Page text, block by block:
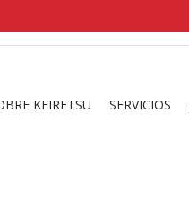
between £ . Show
KEIRETSU SERVICIOS